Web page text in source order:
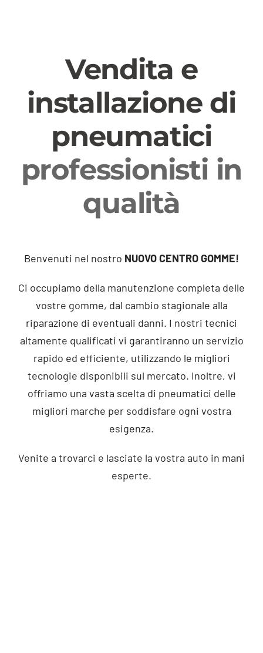
Vendita e
installazione di
pneumatici
professionisti in
qualità
Benvenuti nel nostro NUOVO CENTRO GOMME!
Ci occupiamo della manutenzione completa delle
vostre gomme, dal cambio stagionale alla
riparazione di eventuali danni. I nostri tecnici
altamente qualificati vi garantiranno un servizio
rapido ed efficiente, utilizzando le migliori
tecnologie disponibili sul mercato. Inoltre, vi
offriamo una vasta scelta di pneumatici delle
migliori marche per soddisfare ogni vostra
esigenza.
Venite a trovarci e lasciate la vostra auto in mani
esperte.